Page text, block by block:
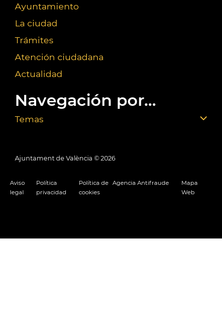
Ayuntamiento
La ciudad
Trámites
Atención ciudadana
Actualidad
Navegación por...
Temas
Ajuntament de València © 2026
Aviso
legal
Política
privacidad
Política de
cookies
Agencia Antifraude
Mapa
Web